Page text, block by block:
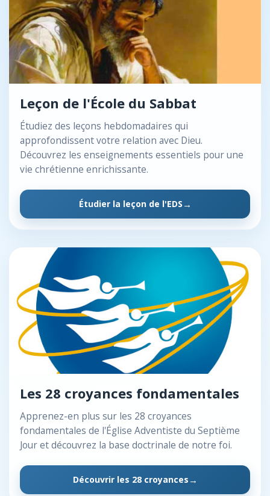
Leçon de l'École du Sabbat
Étudiez des leçons hebdomadaires qui
approfondissent votre relation avec Dieu.
Découvrez les enseignements essentiels pour une
vie chrétienne enrichissante.
Étudier la leçon de l'EDS
Les 28 croyances fondamentales
Apprenez-en plus sur les 28 croyances
fondamentales de l'Église Adventiste du Septième
Jour et découvrez la base doctrinale de notre foi.
Découvrir les 28 croyances